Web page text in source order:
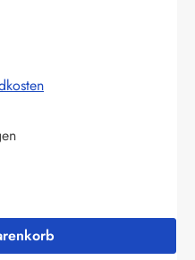
gewünschten